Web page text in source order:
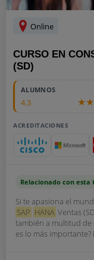
Online
CURSO EN
(SD)
ALUMNOS
4.3
ACREDITACIONES
Relacionado con esta
Si te apasiona el
SAP HANA Ventas
también a multitud de
es lo más importante?